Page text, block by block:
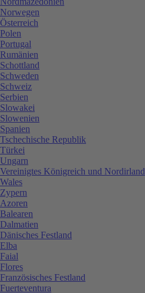
Norwegen
Österreich
Polen
Portugal
Rumänien
Schottland
Schweden
Schweiz
Serbien
Slowakei
Slowenien
Spanien
Tschechische Republik
Türkei
Ungarn
Vereinigtes Königreich und Nordirland
Wales
Zypern
Azoren
Balearen
Dalmatien
Dänisches Festland
Elba
Faial
Flores
Französisches Festland
Fuerteventura